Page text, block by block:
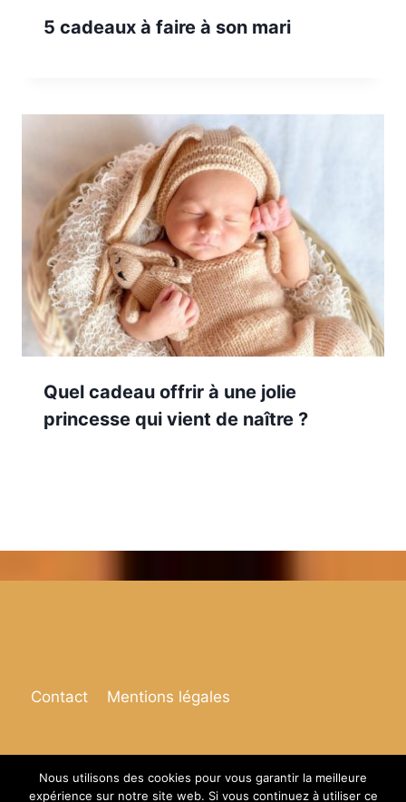
5 cadeaux à faire à son mari
Quel cadeau offrir à une jolie
princesse qui vient de naître ?
Contact Mentions légales
Nous utilisons des cookies pour vous garantir la meilleure
expérience sur notre site web. Si vous continuez à utiliser ce